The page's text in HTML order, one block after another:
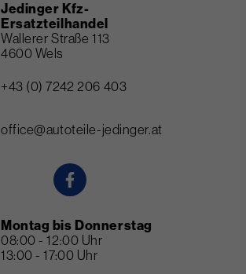
Jedinger Kfz-
Ersatzteilhandel
Wallerer Straße 113
4600 Wels
+43 (0) 7242 206 403
office@autoteile-jedinger.at
Montag bis Donnerstag
08:00 - 12:00 Uhr
13:00 - 17:00 Uhr